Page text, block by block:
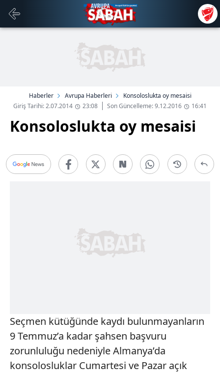
Haberler Avrupa Haberleri
Konsoloslukta oy mesaisi
Giriş Tarihi: 2.07.2014
23:08 Son Güncelleme: 9.12.2016 16:41
Konsoloslukta oy mesaisi
Seçmen kütüğünde kaydı bulunmayanların
9 Temmuz’a kadar şahsen başvuru
zorunluluğu nedeniyle Almanya’da
konsolosluklar Cumartesi ve Pazar açık